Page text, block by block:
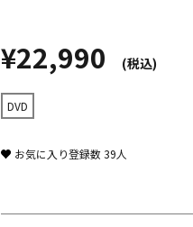
¥22,990 (税込)
DVD
お気に入り登録数39人